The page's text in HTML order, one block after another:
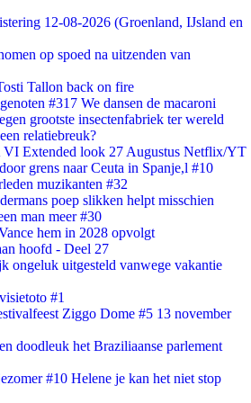
12-08-2026 (Groenland, IJsland en
op spoed na uitzenden van
Tallon back on fire
#317 We dansen de macaroni
grootste insectenfabriek ter wereld
relatiebreuk?
Extended look 27 Augustus Netflix/YT
grens naar Ceuta in Spanje,l #10
muzikanten #32
poep slikken helpt misschien
man meer #30
hem in 2028 opvolgt
hoofd - Deel 27
ongeluk uitgesteld vanwege vakantie
#1
Ziggo Dome #5 13 november
doodleuk het Braziliaanse parlement
#10 Helene je kan het niet stop